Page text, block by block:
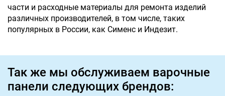
части и расходные материалы для ремонта изделий
различных производителей, в том числе, таких
популярных в России, как Сименс и Индезит.
Так же мы обслуживаем варочные
панели следующих брендов: